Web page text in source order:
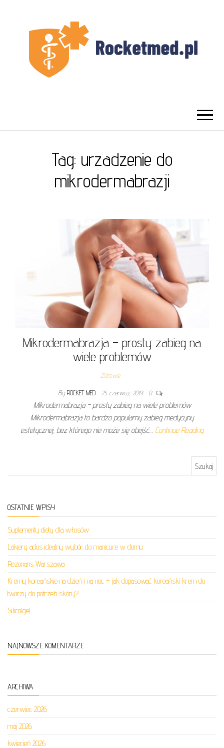
WARSZAWA
Tag: urzadzenie do
mikrodermabrazji
Mikrodermabrazja – prosty zabieg na
wiele problemów
Zdrowie
By ROCKET MED 25 czerwca, 2019 0
Mikrodermabrazja – prosty zabieg na wiele problemów
Mikrodermabrazja to bardzo popularny zabieg medycyny
estetycznej, bez którego nie może się obejść… Continue Reading
OSTATNIE WPISY
Suplementy diety dla włosów
Lakiery ados idealny wybór do manicure w domu
Rezonans Warszawa
Kremy koreańskie na dzień i na noc – jak dopasować koreański krem do
twarzy do potrzeb skóry?
Silicolgel
NAJNOWSZE KOMENTARZE
ARCHIWA
czerwiec 2026
maj 2026
kwiecień 2026